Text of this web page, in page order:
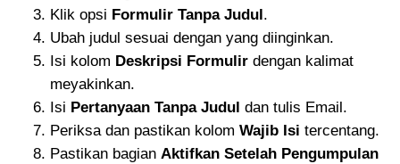
Klik opsi Formulir Tanpa Judul .
Ubah judul sesuai dengan yang diinginkan.
Isi kolom Deskripsi Formulir dengan kalimat
meyakinkan.
Isi Pertanyaan Tanpa Judul dan tulis Email.
Periksa dan pastikan kolom Wajib Isi tercentang.
Pastikan bagian Aktifkan Setelah Pengumpulan